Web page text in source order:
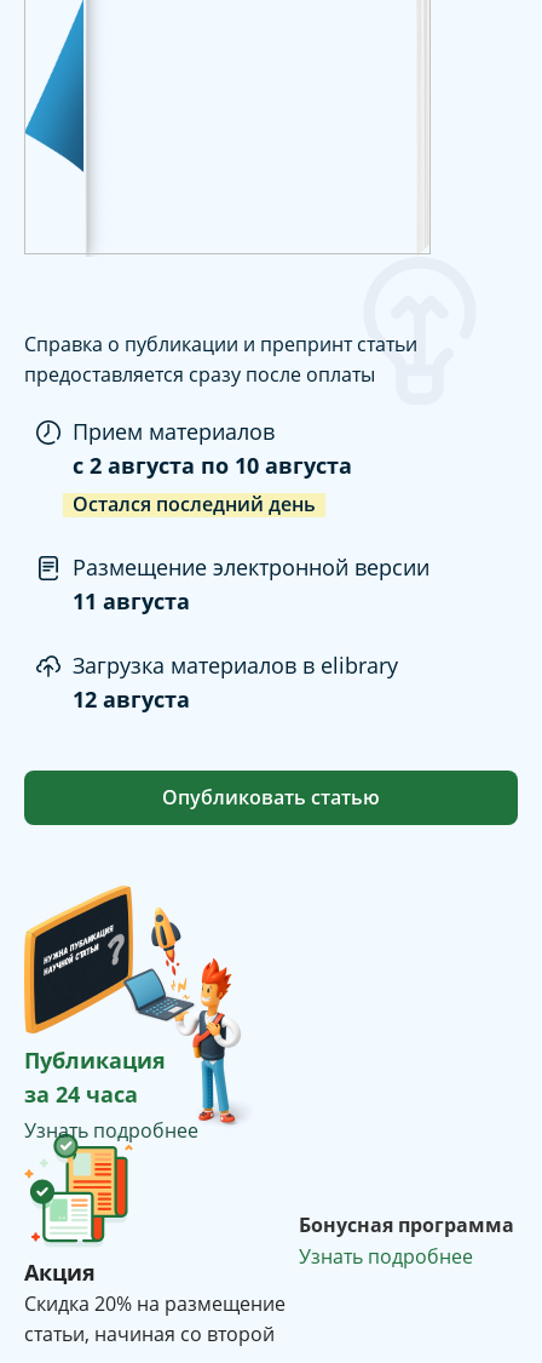
Справка о публикации и препринт статьи
предоставляется сразу после оплаты
Прием материалов
c 2 августа по 10 августа
Остался последний день
Размещение электронной версии
11 августа
Загрузка материалов в elibrary
12 августа
Опубликовать статью
Публикация
за 24 часа
Узнать подробнее
Акция
Cкидка 20% на размещение
статьи, начиная со второй
Бонусная программа
Узнать подробнее